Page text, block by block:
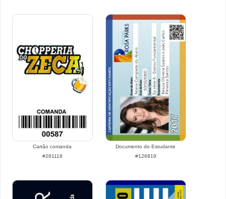
Cartão comanda
#281118
Documento do Estudante
#126819